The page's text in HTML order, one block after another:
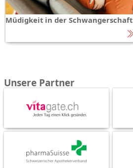
Müdigkeit in der Schwangerschaft
Unsere Partner